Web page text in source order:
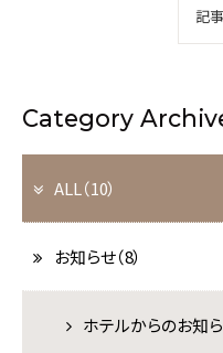
公式サイトが1番お得
チェックイン
記
Category
ALL（10）
お知らせ（8）
ホテルからのお知ら